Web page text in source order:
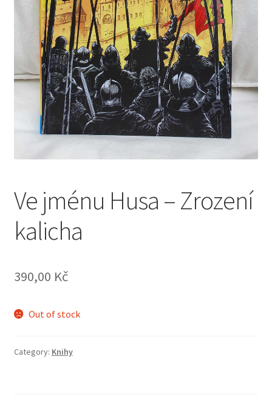
Obchod
Ve jménu Husa – Zrození
kalicha
390,00 Kč
Out of stock
Category: Knihy